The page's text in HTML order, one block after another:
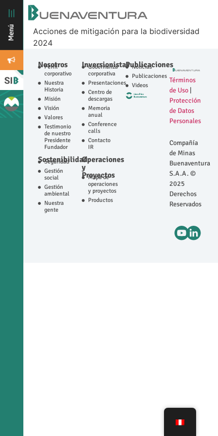
Acciones de mitigación para la biodiversidad
2024
Nosotros
Perfil
corporativo
Nuestra
Historia
Misión
Visión
Valores
Testimonio
de nuestro
Presidente
Fundador
Sostenibilidad
Seguridad
Gestión
social
Gestión
ambiental
Nuestra
gente
Inversionistas
Gobernanza
corporativa
Presentaciones
Centro de
descargas
Memoria
anual
Conference
calls
Contacto
IR
Operaciones
y
Proyectos
Mapa de
operaciones
y proyectos
Productos
Publicaciones
Noticias
Publicaciones
Videos
Términos
de Uso
Protección
de Datos
Personales
Compañía
de Minas
Buenaventura
S.A.A. ©
2025
Derechos
Reservados